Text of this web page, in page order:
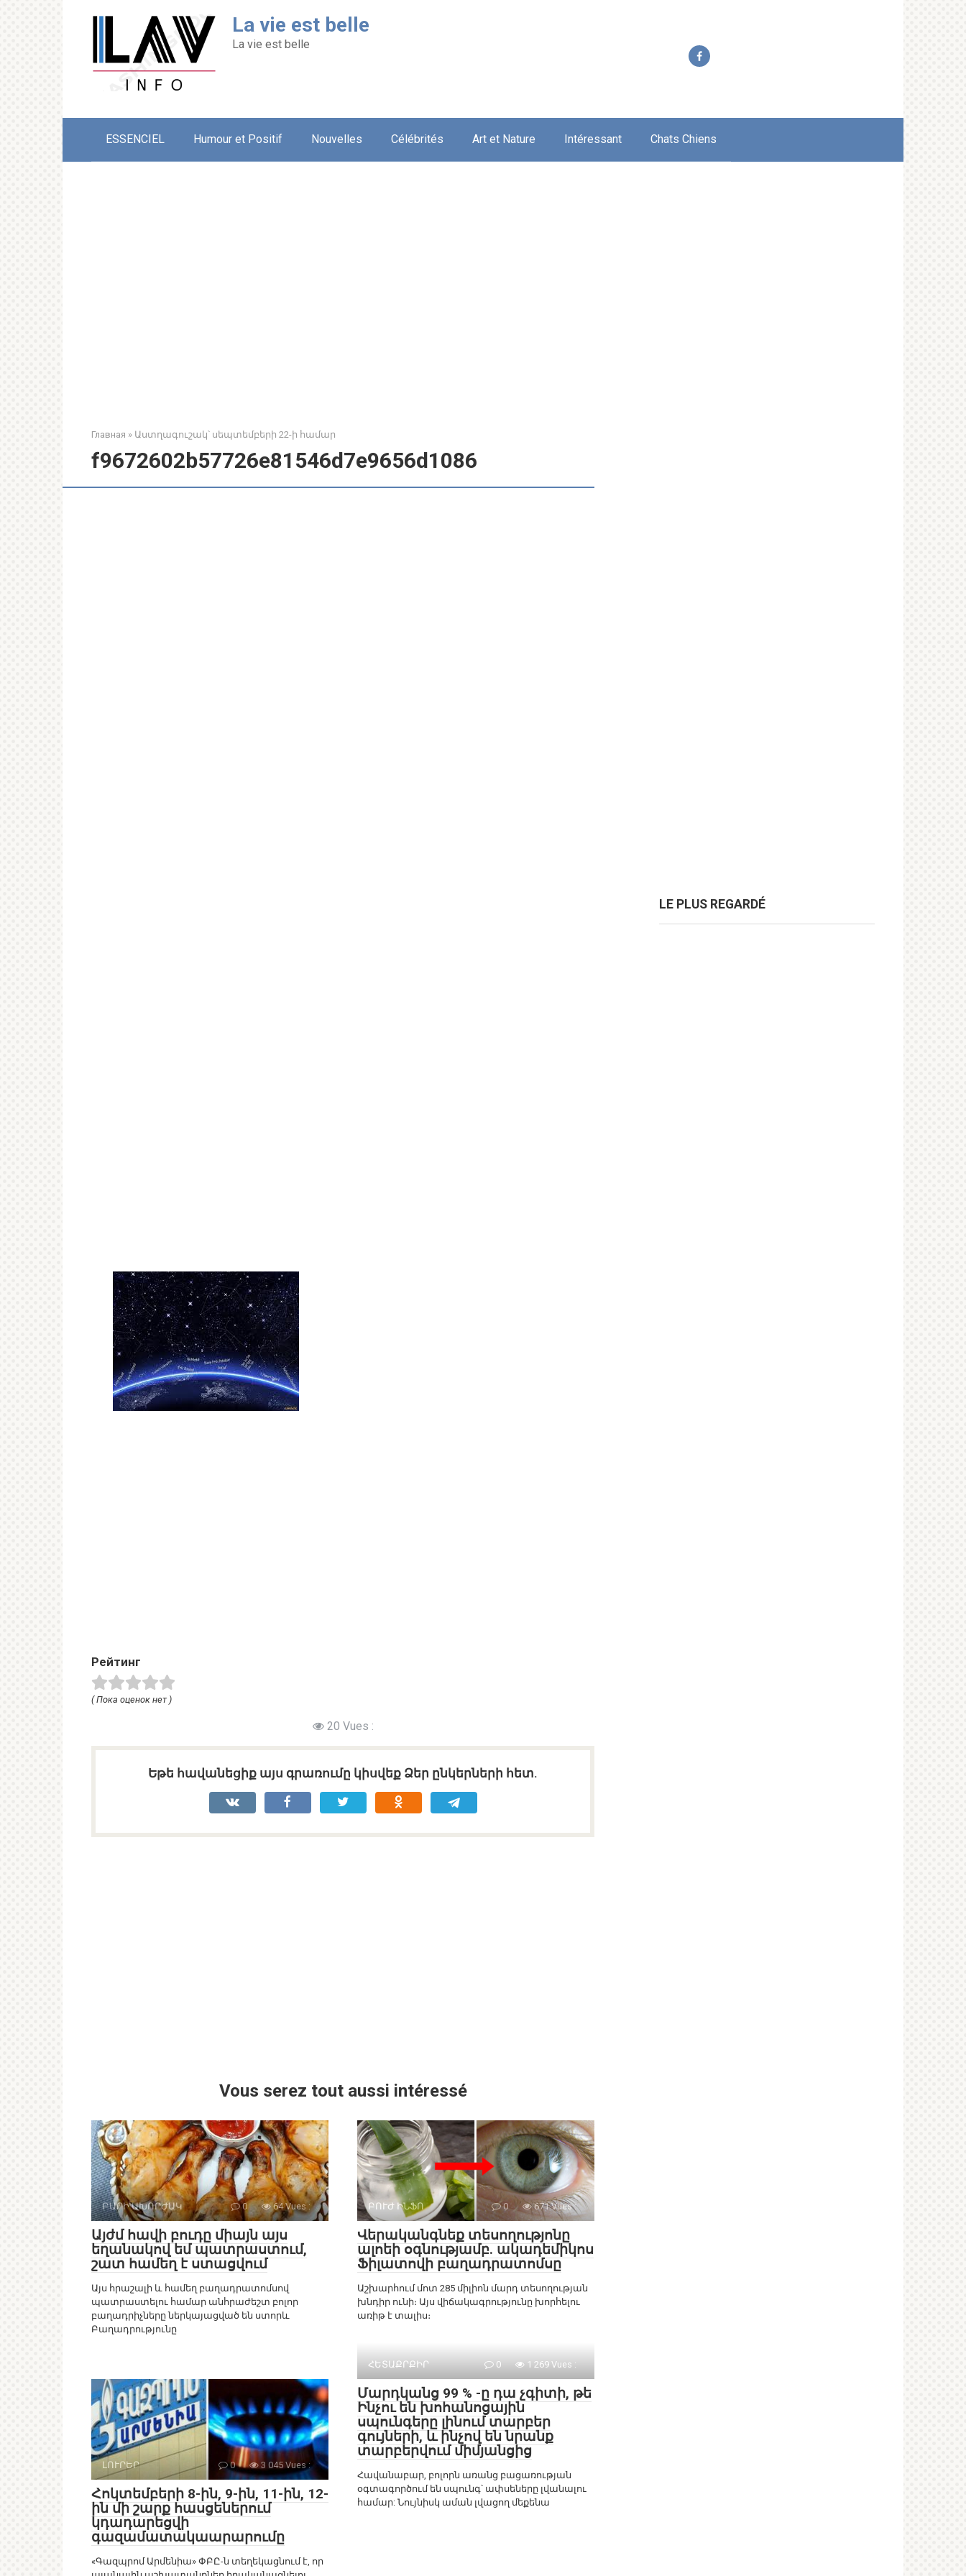
La vie est belle
La vie est belle
ESSENCIEL Humour et Positif Nouvelles Célébrités Art et Nature Intéressant Chats Chiens
Главная » Աստղագուշակ՝ սեպտեմբերի 22-ի համար
f9672602b57726e81546d7e9656d1086
Рейтинг
( Пока оценок нет )
20 Vues :
Եթե հավանեցիք այս գրառումը կիսվեք Ձեր ընկերների հետ.
Vous serez tout aussi intéressé
ԲԱՐԻ ԱԽՈՐԺԱԿ 0 64 Vues :
Այժմ հավի բուդը միայն այս
եղանակով եմ պատրաստում,
շատ համեղ է ստացվում
Այս հրաշալի և համեղ բաղադրատոմսով
պատրաստելու համար անհրաժեշտ բոլոր
բաղադրիչները ներկայացված են ստորև
Բաղադրությունը
ԲՈՒԺ ԻՆՖՈ 0 671 Vues :
Վերականգնեք տեսողությոնը
ալոեի օգնությամբ. ակադեմիկոս
Ֆիլատովի բաղադրատոմսը
Աշխարհում մոտ 285 միլիոն մարդ տեսողության
խնդիր ունի։ Այս վիճակագրությունը խորհելու
առիթ է տալիս։
ԼՈՒՐԵՐ 0 3 045 Vues :
Հոկտեմբերի 8-ին, 9-ին, 11-ին, 12-
ին մի շարք հասցեներում
կդադարեցվի
գազամատակաարարումը
«Գազպրոմ Արմենիա» ՓԲԸ-ն տեղեկացնում է, որ
ՀԵՏԱՔՐՔԻՐ 0 1 269 Vues :
Մարդկանց 99 % -ը դա չգիտի, թե
Ինչու են խոհանոցային
սպունգերը լինում տարբեր
գույների, և ինչով են նրանք
տարբերվում միմյանցից
Հավանաբար, բոլորն առանց բացառության
օգտագործում են սպունգ՝ ափսեները լվանալու
համար: Նույնիսկ աման լվացող մեքենա
LE PLUS REGARDÉ